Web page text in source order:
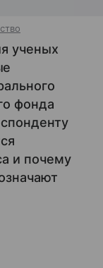
ученых
фонда
и почему